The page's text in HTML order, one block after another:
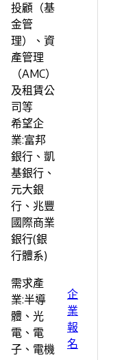
投顧（基
金管
理）、資
產管理
（AMC）
及租賃公
司等
希望企
業:富邦
銀行、凱
基銀行、
元大銀
行、兆豐
國際商業
銀行(銀
行體系)
需求產
業:半導
體、光
電、電
子、電機
企
業
報
名